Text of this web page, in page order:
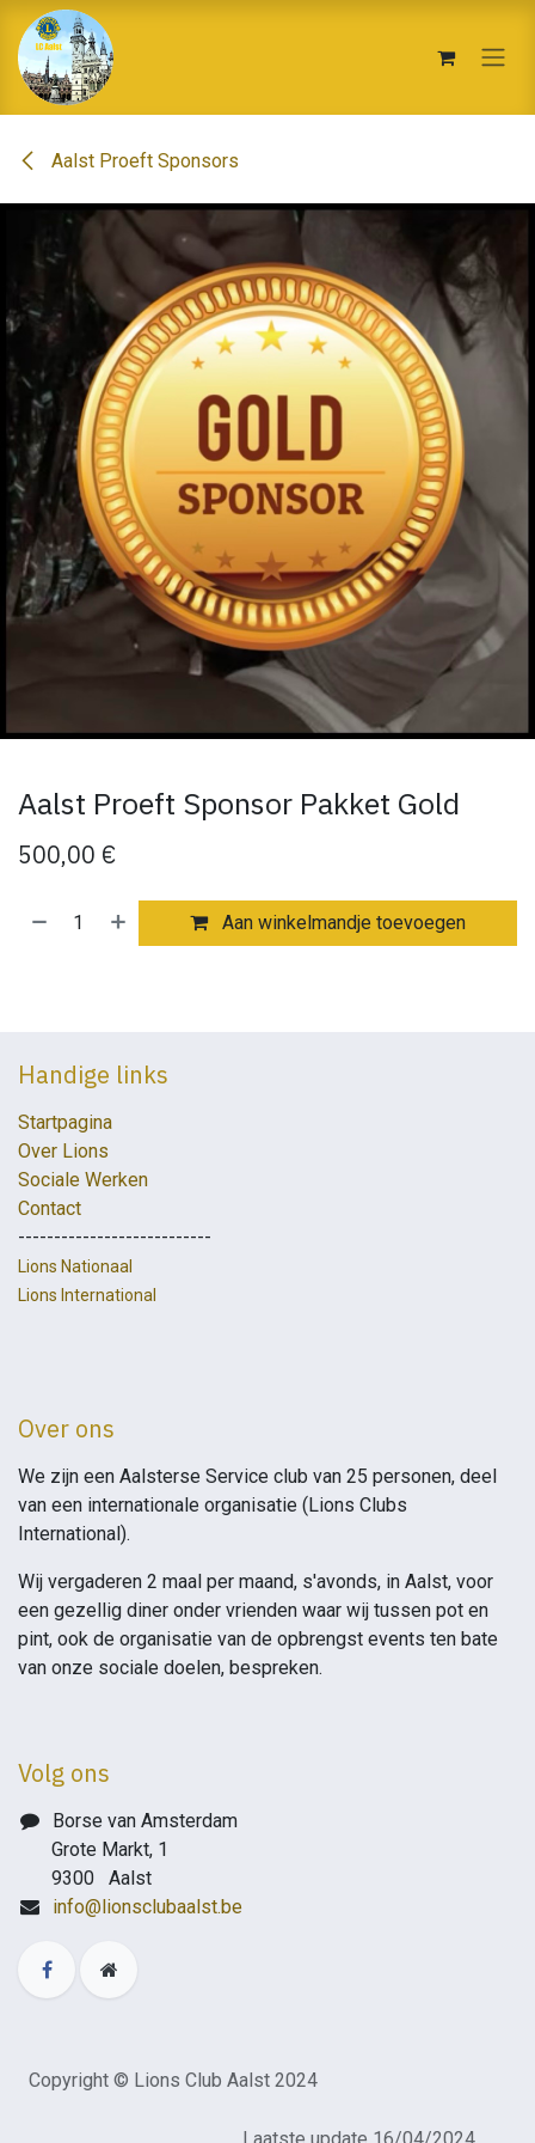
Overslaan naar inhoud
Aalst Proeft Sponsors
Aalst Proeft Sponsor Pakket Gold
500,00 €
Aan winkelmandje toevoegen
Handige links
Startpagina
Over Lions
Sociale Werken
Contact
---------------------------
Lions Nationaal
Lions International
Over ons
We zijn een Aalsterse Service club van 25 personen, deel
van een internationale organisatie (Lions Clubs
International).
Wij vergaderen 2 maal per maand, s'avonds, in Aalst, voor
een gezellig diner onder vrienden waar wij tussen pot en
pint, ook de organisatie van de opbrengst events ten bate
van onze sociale doelen, bespreken.
Volg ons
Borse van Amsterdam
Grote Markt, 1
9300 Aalst
info@lionsclubaalst.be
Copyright © Lions Club Aalst 2024